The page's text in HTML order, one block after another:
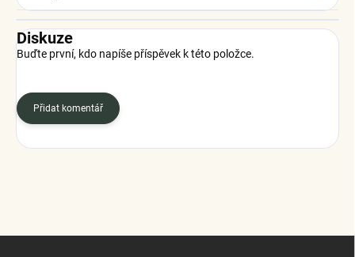
Diskuze
Buďte první, kdo napíše příspěvek k této položce.
Přidat komentář